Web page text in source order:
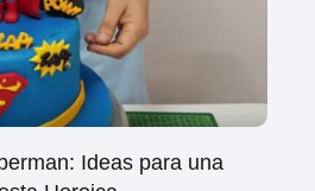
Ideas para una